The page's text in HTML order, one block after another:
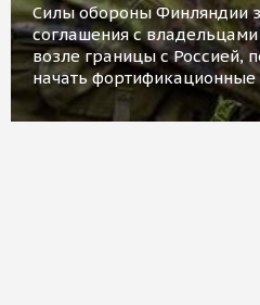
Силы обороны Финляндии
соглашения с
возле границы с Россией,
начать